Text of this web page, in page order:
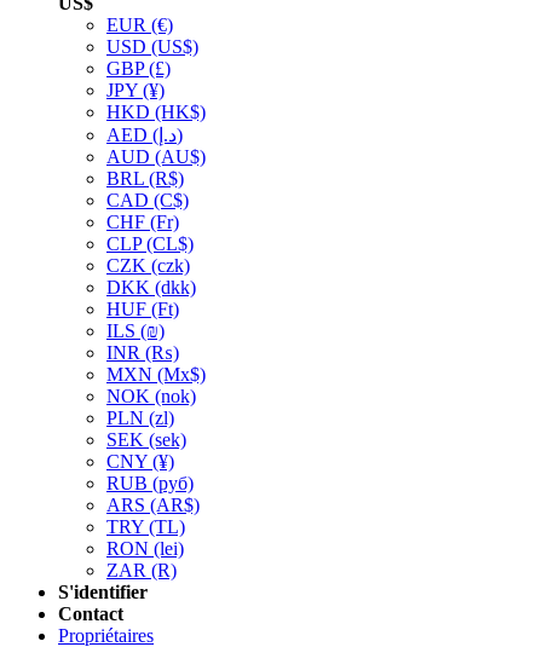
EUR (€)
USD (US$)
GBP(£)
JPY (¥)
HKD (HK$)
AED
(د.إ)
AUD (AU$)
BRL (R$)
CAD (C$)
CHF (Fr)
CLP(CL$)
CZK (czk)
DKK (dkk)
HUF (Ft)
ILS (₪)
INR (₨)
MXN (Mx$)
NOK (nok)
PLN (zl)
SEK (sek)
CNY (¥)
RUB (руб)
ARS (AR$)
TRY (TL)
RON (lei)
ZAR (R)
S'identifier
Contact
Propriétaires